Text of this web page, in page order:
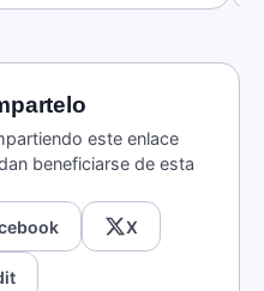
este enlace
beneficiarse de esta
X